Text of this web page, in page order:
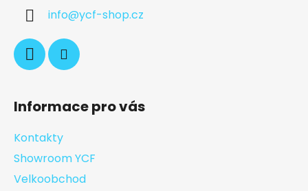
info@ycf-shop.cz
Informace pro vás
Kontakty
Showroom YCF
Velkoobchod